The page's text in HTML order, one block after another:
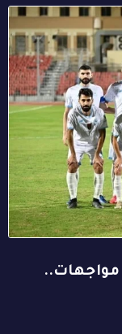
4 نقاط من أصل 9 نقاط في أول 3 مواجهات..